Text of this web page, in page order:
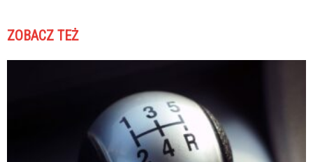
ZOBACZ TEŻ